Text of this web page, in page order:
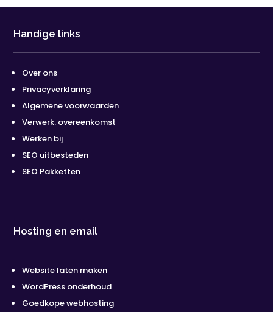
Handige links
Over ons
Privacyverklaring
Algemene voorwaarden
Verwerk. overeenkomst
Werken bij
SEO uitbesteden
SEO Pakketten
Hosting en email
Website laten maken
WordPress onderhoud
Goedkope webhosting